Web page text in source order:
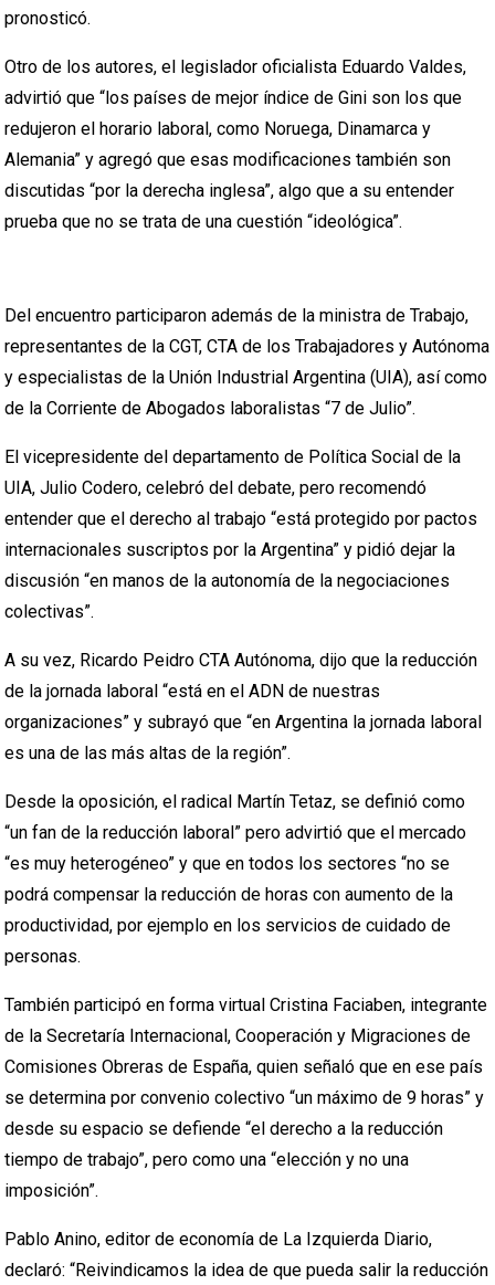
pronosticó.
Otro de los autores, el legislador oficialista Eduardo Valdes,
advirtió que “los países de mejor índice de Gini son los que
redujeron el horario laboral, como Noruega, Dinamarca y
Alemania” y agregó que esas modificaciones también son
discutidas “por la derecha inglesa”, algo que a su entender
prueba que no se trata de una cuestión “ideológica”.
Del encuentro participaron además de la ministra de Trabajo,
representantes de la CGT, CTA de los Trabajadores y Autónoma
y especialistas de la Unión Industrial Argentina (UIA), así como
de la Corriente de Abogados laboralistas “7 de Julio”.
El vicepresidente del departamento de Política Social de la
UIA, Julio Codero, celebró del debate, pero recomendó
entender que el derecho al trabajo “está protegido por pactos
internacionales suscriptos por la Argentina” y pidió dejar la
discusión “en manos de la autonomía de la negociaciones
colectivas”.
A su vez, Ricardo Peidro CTA Autónoma, dijo que la reducción
de la jornada laboral “está en el ADN de nuestras
organizaciones” y subrayó que “en Argentina la jornada laboral
es una de las más altas de la región”.
Desde la oposición, el radical Martín Tetaz, se definió como
“un fan de la reducción laboral” pero advirtió que el mercado
“es muy heterogéneo” y que en todos los sectores “no se
podrá compensar la reducción de horas con aumento de la
productividad, por ejemplo en los servicios de cuidado de
personas.
También participó en forma virtual Cristina Faciaben, integrante
de la Secretaría Internacional, Cooperación y Migraciones de
Comisiones Obreras de España, quien señaló que en ese país
se determina por convenio colectivo “un máximo de 9 horas” y
desde su espacio se defiende “el derecho a la reducción
tiempo de trabajo”, pero como una “elección y no una
imposición”.
Pablo Anino, editor de economía de La Izquierda Diario,
declaró: “Reivindicamos la idea de que pueda salir la reducción